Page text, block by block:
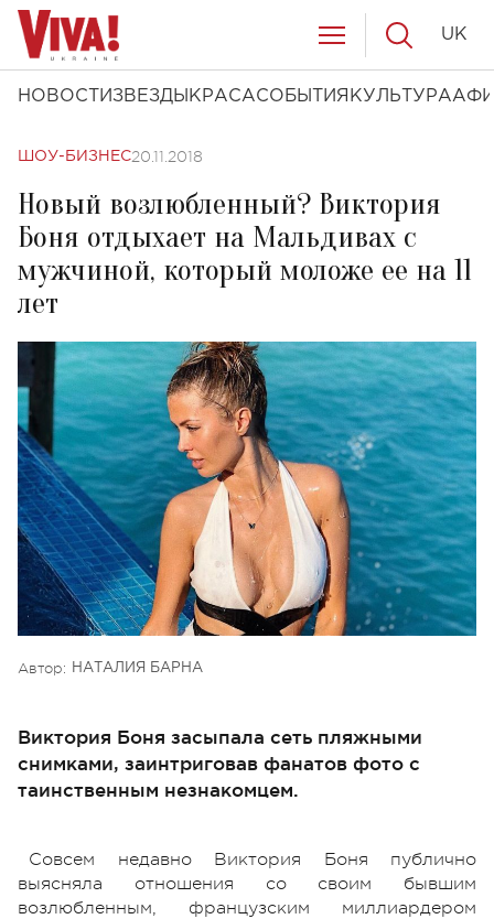
НОВОСТИ ЗВЕЗДЫ КРАСАСОБЫТИЯ КУЛЬТУРА
UK
ШОУ-БИЗНЕС20.11.2018
Новый возлюбленный? Виктория
Боня отдыхает на Мальдивах с
мужчиной, который моложе ее на 11
лет
Автор: НАТАЛИЯ БАРНА
Виктория Боня засыпала сеть пляжными
снимками, заинтриговав фанатов фото с
таинственным незнакомцем.
Совсем недавно Виктория Боня публично
выясняла отношения со своим бывшим
возлюбленным, французским миллиардером